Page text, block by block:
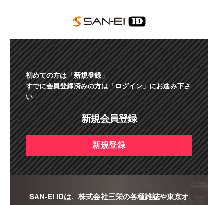
初めての方は「新規登録」
すでに会員登録済みの方は「ログイン」にお進み下さ
い
新規会員登録
新規登録
SAN-EI IDは、株式会社三栄の各種雑誌や東京オ